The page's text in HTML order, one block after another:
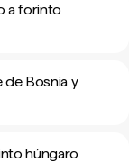
a forinto
Bosnia y
húngaro